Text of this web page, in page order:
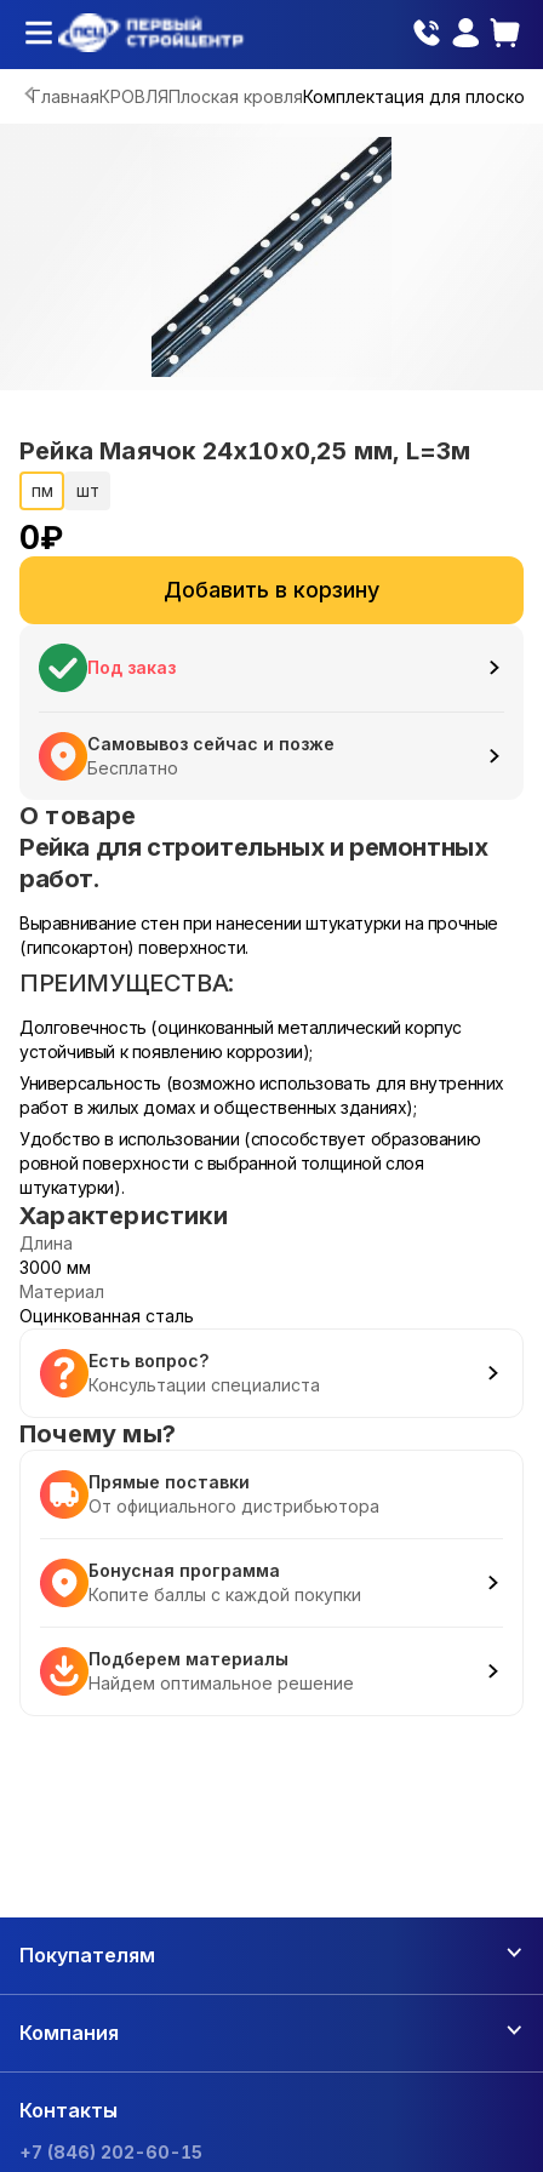
ГлавнаяКРОВЛЯПлоская кровляКомплектация для плоской
Рейка Маячок 24х10х0,25 мм, L=3м
пм шт
0₽
Добавить в корзину
Под заказ
Самовывоз сейчас и позже
Бесплатно
О товаре
Рейка для строительных и ремонтных
работ.
Выравнивание стен при нанесении штукатурки на прочные
(гипсокартон) поверхности.
ПРЕИМУЩЕСТВА:
Долговечность (оцинкованный металлический корпус
устойчивый к появлению коррозии);
Универсальность (возможно использовать для внутренних
работ в жилых домах и общественных зданиях);
Удобство в использовании (способствует образованию
ровной поверхности с выбранной толщиной слоя
штукатурки).
Характеристики
Длина
3000 мм
Материал
Оцинкованная сталь
Есть вопрос?
Консультации специалиста
Почему мы?
Прямые поставки
От официального дистрибьютора
Бонусная программа
Копите баллы с каждой покупки
Подберем материалы
Найдем оптимальное решение
Покупателям
Компания
Контакты
+7 (846) 202-60-15